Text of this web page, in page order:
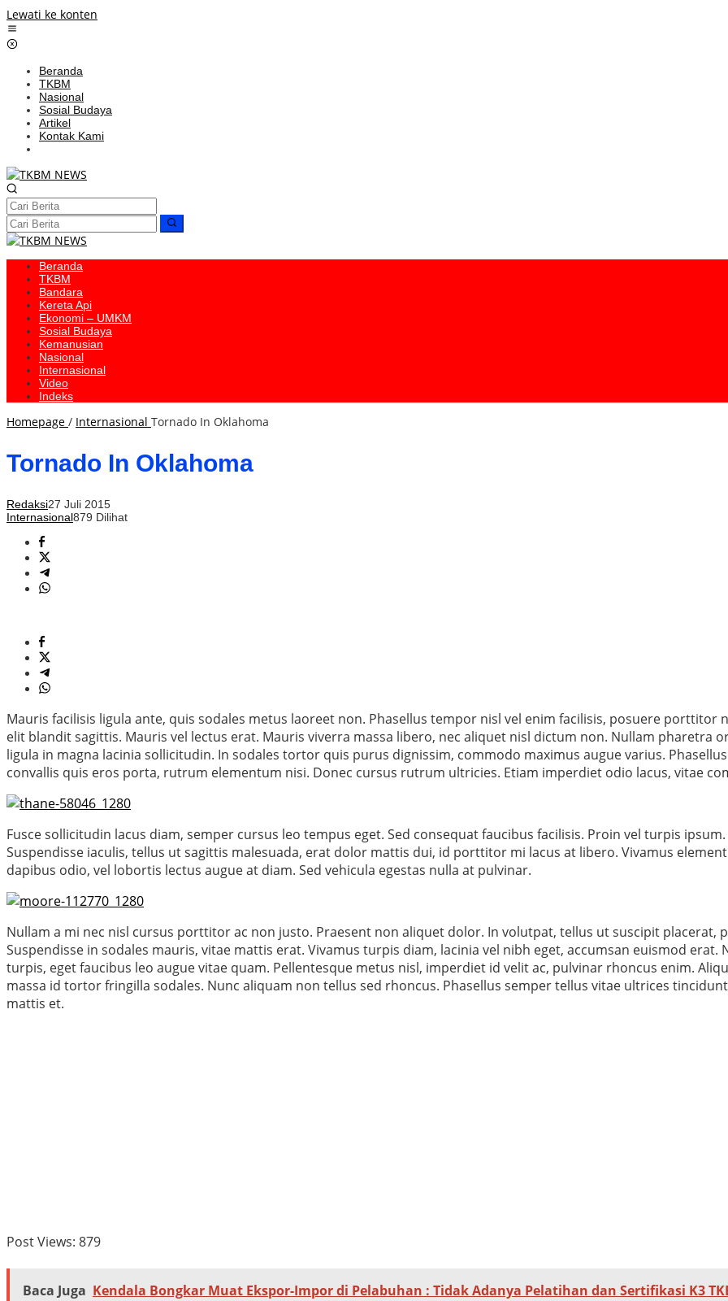
Lewati ke konten
Beranda
TKBM
Nasional
Sosial Budaya
Artikel
Kontak Kami
Beranda
TKBM
Bandara
Kereta Api
Ekonomi – UMKM
Sosial Budaya
Kemanusian
Nasional
Internasional
Video
Indeks
Homepage / Internasional Tornado In Oklahoma
Tornado In Oklahoma
Redaksi27 Juli 2015
Internasional879 Dilihat
Mauris facilisis ligula ante, quis sodales metus laoreet non. Phasellus tempor nisl vel enim facilisis, posuere porttitor
elit blandit sagittis. Mauris vel lectus erat. Mauris viverra massa libero, nec aliquet nisl dictum non. Nullam pharetra
ligula in magna lacinia sollicitudin. In sodales tortor quis purus dignissim, commodo maximus augue varius.
convallis quis eros porta, rutrum elementum nisi. Donec cursus rutrum ultricies. Etiam imperdiet odio lacus, vitae
Fusce sollicitudin lacus diam, semper cursus leo tempus eget. Sed consequat faucibus facilisis. Proin vel turpis
Suspendisse iaculis, tellus ut sagittis malesuada, erat dolor mattis dui, id porttitor mi lacus at libero. Vivamus
dapibus odio, vel lobortis lectus augue at diam. Sed vehicula egestas nulla at pulvinar.
Nullam a mi nec nisl cursus porttitor ac non justo. Praesent non aliquet dolor. In volutpat, tellus ut suscipit placerat,
Suspendisse in sodales mauris, vitae mattis erat. Vivamus turpis diam, lacinia vel nibh eget, accumsan euismod
turpis, eget faucibus leo augue vitae quam. Pellentesque metus nisl, imperdiet id velit ac, pulvinar rhoncus enim.
massa id tortor fringilla sodales. Nunc aliquam non tellus sed rhoncus. Phasellus semper tellus vitae ultrices
mattis et.
Post Views: 879
Baca Juga Kendala Bongkar Muat Ekspor-Impor di Pelabuhan : Tidak Adanya Pelatihan dan Sertifikasi K3